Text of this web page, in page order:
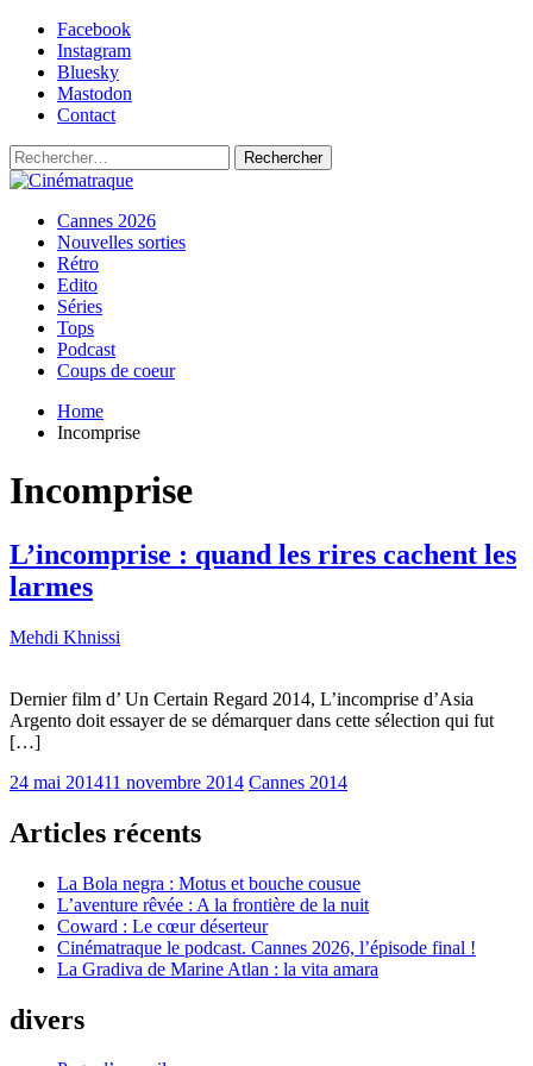
Skip
content
Facebook
Instagram
Bluesky
Mastodon
Contact
Rechercher :
Cinématraque
Si on avait du talent, on ferait des films
Primary
Menu
Cannes 2026
Nouvelles sorties
Rétro
Edito
Séries
Tops
Podcast
Coups de coeur
Home
Incomprise
Incomprise
L’incomprise : quand les rires cachent les
larmes
Mehdi Khnissi
Dernier film d’ Un Certain Regard 2014, L’incomprise d’Asia
Argento doit essayer de se démarquer dans cette sélection qui fut
[…]
24 mai 201411 novembre 2014 Cannes 2014
Articles récents
La Bola negra : Motus et bouche cousue
L’aventure rêvée : A la frontière de la nuit
Coward : Le cœur déserteur
Cinématraque le podcast. Cannes 2026, l’épisode final !
La Gradiva de Marine Atlan : la vita amara
divers